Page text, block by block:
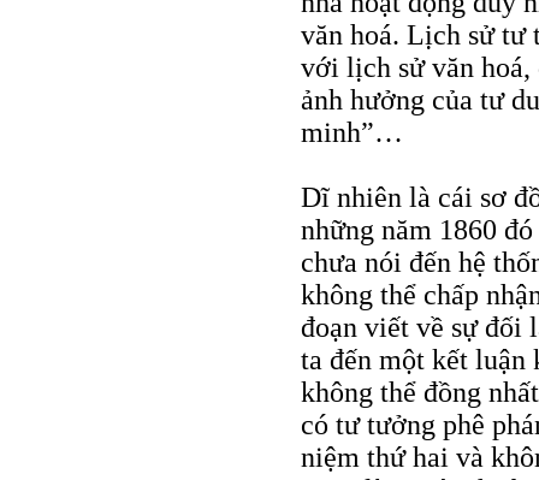
văn hoá. Lịch sử tư
với lịch sử văn
ảnh hưởng của tư
minh”…
Dĩ nhiên là cái sơ
những năm 1860
chưa nói đến hệ
không thể chấp
đoạn viết về sự đối
ta đến một kết luận
không thể đồng
có tư tưởng phê
niệm thứ hai và